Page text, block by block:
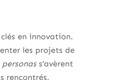
en innovation.
les projets de
personass’avèrent
rencontrés.